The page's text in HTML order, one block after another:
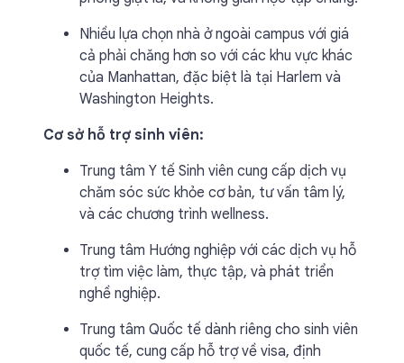
Nhiều lựa chọn nhà ở ngoài campus với giá
cả phải chăng hơn so với các khu vực khác
của Manhattan, đặc biệt là tại Harlem và
Washington Heights.
Cơ sở hỗ trợ sinh viên:
Trung tâm Y tế Sinh viên cung cấp dịch vụ
chăm sóc sức khỏe cơ bản, tư vấn tâm lý,
và các chương trình wellness.
Trung tâm Hướng nghiệp với các dịch vụ hỗ
trợ tìm việc làm, thực tập, và phát triển
nghề nghiệp.
Trung tâm Quốc tế dành riêng cho sinh viên
quốc tế, cung cấp hỗ trợ về visa, định